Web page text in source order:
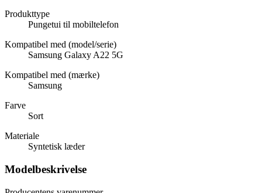
Produkttype
Pungetui til mobiltelefon
Kompatibel med (model/serie)
Samsung Galaxy A22 5G
Kompatibel med (mærke)
Samsung
Farve
Sort
Materiale
Syntetisk læder
Modelbeskrivelse